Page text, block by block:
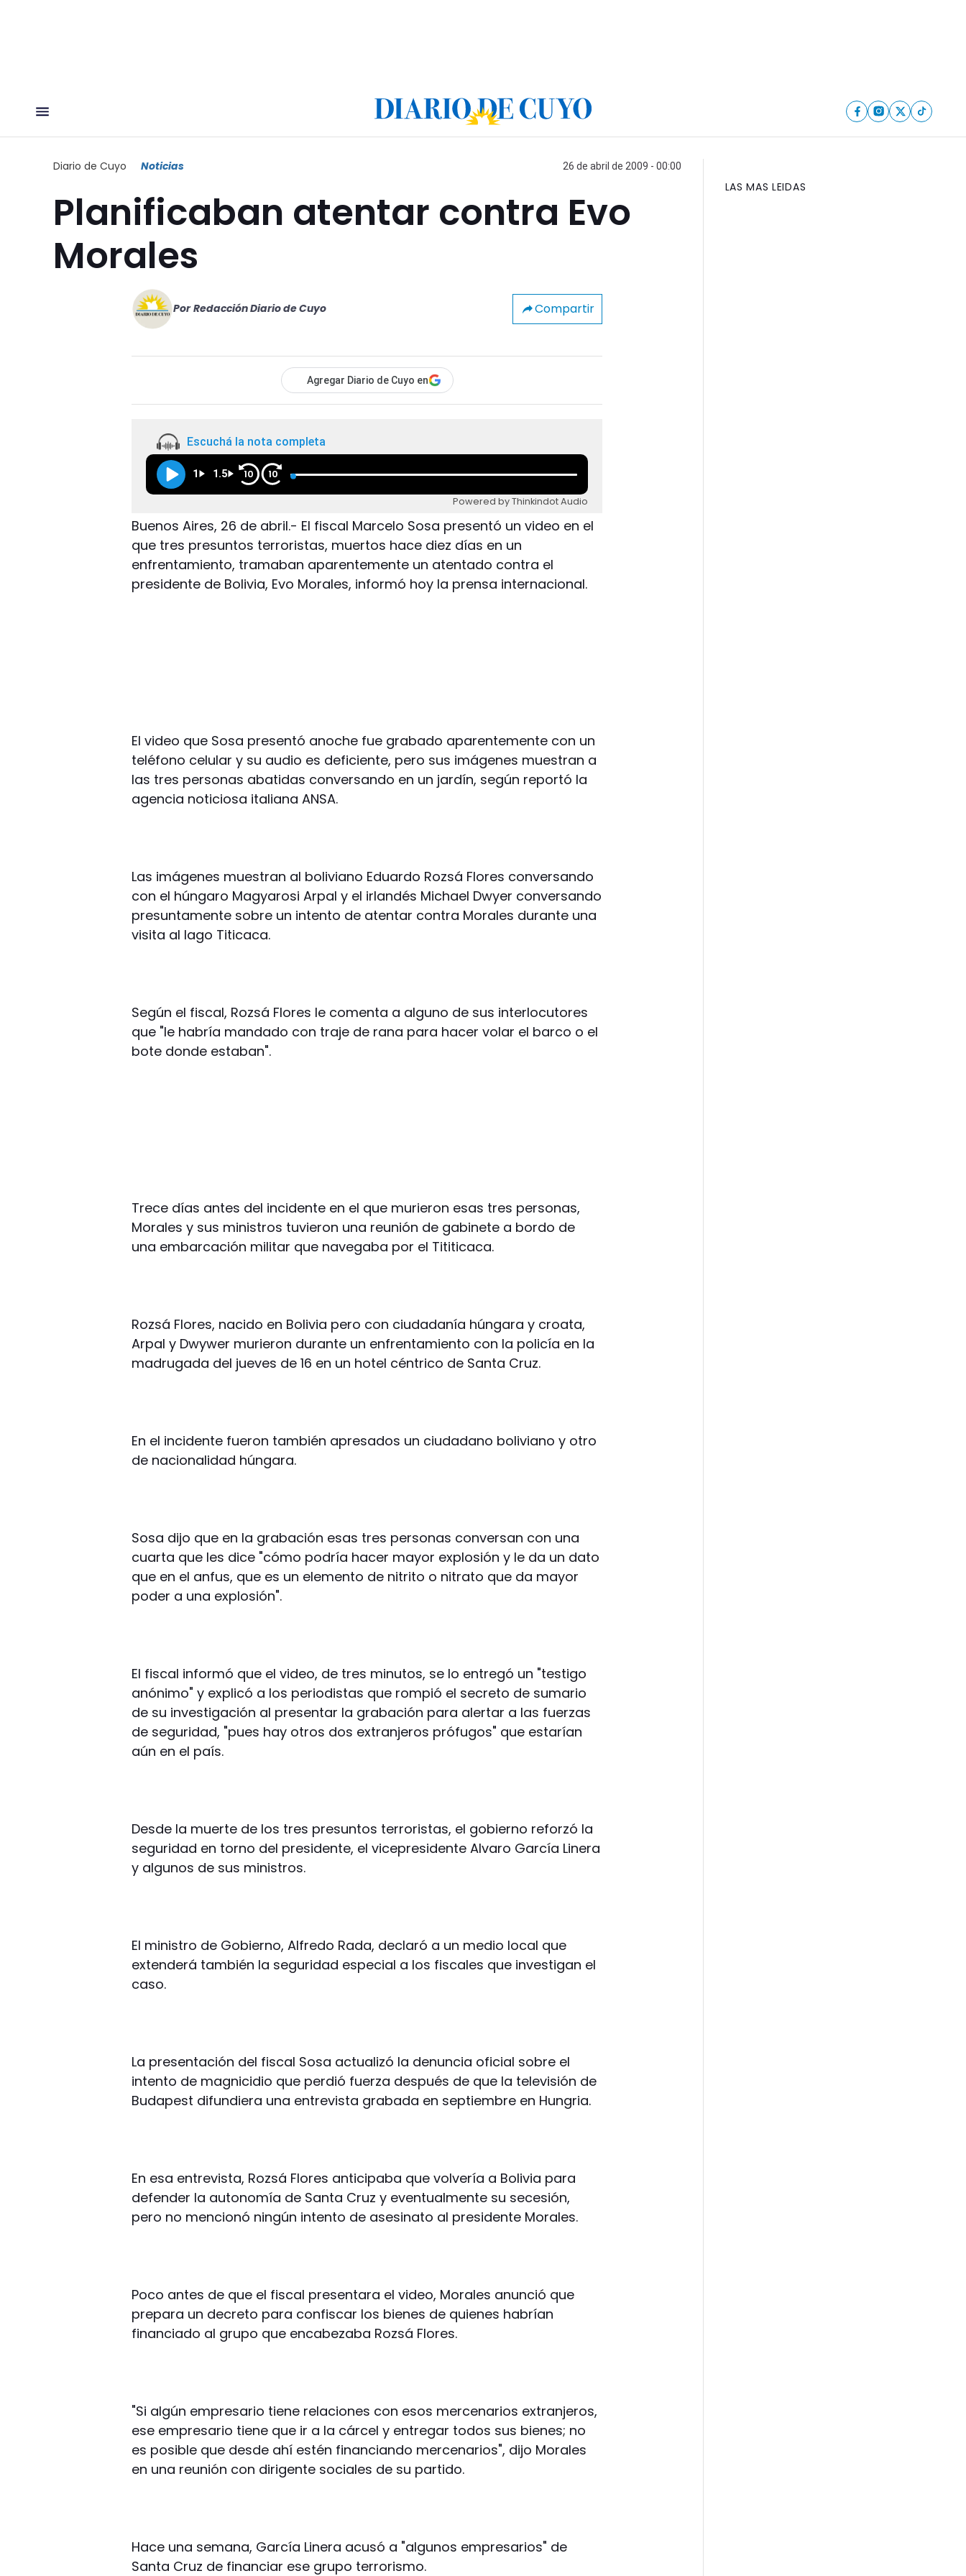
Diario de Cuyo Noticias 26 de abril de 2009 - 00:00
Planificaban atentar contra Evo
Morales
Por Redacción Diario de Cuyo Compartir
Agregar Diario de Cuyo en
Escuchá la nota completa
1 1.5 10 10
Powered by Thinkindot Audio
Buenos Aires, 26 de abril.- El fiscal Marcelo Sosa presentó un video en el
que tres presuntos terroristas, muertos hace diez días en un
enfrentamiento, tramaban aparentemente un atentado contra el
presidente de Bolivia, Evo Morales, informó hoy la prensa internacional.
El video que Sosa presentó anoche fue grabado aparentemente con un
teléfono celular y su audio es deficiente, pero sus imágenes muestran a
las tres personas abatidas conversando en un jardín, según reportó la
agencia noticiosa italiana ANSA.
Las imágenes muestran al boliviano Eduardo Rozsá Flores conversando
con el húngaro Magyarosi Arpal y el irlandés Michael Dwyer conversando
presuntamente sobre un intento de atentar contra Morales durante una
visita al lago Titicaca.
Según el fiscal, Rozsá Flores le comenta a alguno de sus interlocutores
que "le habría mandado con traje de rana para hacer volar el barco o el
bote donde estaban".
Trece días antes del incidente en el que murieron esas tres personas,
Morales y sus ministros tuvieron una reunión de gabinete a bordo de
una embarcación militar que navegaba por el Tititicaca.
Rozsá Flores, nacido en Bolivia pero con ciudadanía húngara y croata,
Arpal y Dwywer murieron durante un enfrentamiento con la policía en la
madrugada del jueves de 16 en un hotel céntrico de Santa Cruz.
En el incidente fueron también apresados un ciudadano boliviano y otro
de nacionalidad húngara.
Sosa dijo que en la grabación esas tres personas conversan con una
cuarta que les dice "cómo podría hacer mayor explosión y le da un dato
que en el anfus, que es un elemento de nitrito o nitrato que da mayor
poder a una explosión".
El fiscal informó que el video, de tres minutos, se lo entregó un "testigo
anónimo" y explicó a los periodistas que rompió el secreto de sumario
de su investigación al presentar la grabación para alertar a las fuerzas
de seguridad, "pues hay otros dos extranjeros prófugos" que estarían
aún en el país.
Desde la muerte de los tres presuntos terroristas, el gobierno reforzó la
seguridad en torno del presidente, el vicepresidente Alvaro García Linera
y algunos de sus ministros.
El ministro de Gobierno, Alfredo Rada, declaró a un medio local que
extenderá también la seguridad especial a los fiscales que investigan el
caso.
La presentación del fiscal Sosa actualizó la denuncia oficial sobre el
intento de magnicidio que perdió fuerza después de que la televisión de
Budapest difundiera una entrevista grabada en septiembre en Hungria.
En esa entrevista, Rozsá Flores anticipaba que volvería a Bolivia para
defender la autonomía de Santa Cruz y eventualmente su secesión,
pero no mencionó ningún intento de asesinato al presidente Morales.
Poco antes de que el fiscal presentara el video, Morales anunció que
prepara un decreto para confiscar los bienes de quienes habrían
financiado al grupo que encabezaba Rozsá Flores.
"Si algún empresario tiene relaciones con esos mercenarios extranjeros,
ese empresario tiene que ir a la cárcel y entregar todos sus bienes; no
es posible que desde ahí estén financiando mercenarios", dijo Morales
en una reunión con dirigente sociales de su partido.
Hace una semana, García Linera acusó a "algunos empresarios" de
Santa Cruz de financiar ese grupo terrorismo.
LAS MAS LEIDAS